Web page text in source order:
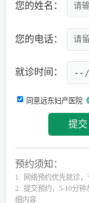
您的姓名：
您的电话：
就诊时间：
同意远东妇产医院
预约须知：
1.
网络预约优先就诊，
2.
提交预约，5-10分
细内容